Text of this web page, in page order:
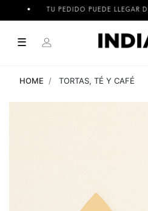
TU PEDIDO PUEDE LLEGAR
☰
HOME TORTAS, TÉ Y CAFÉ